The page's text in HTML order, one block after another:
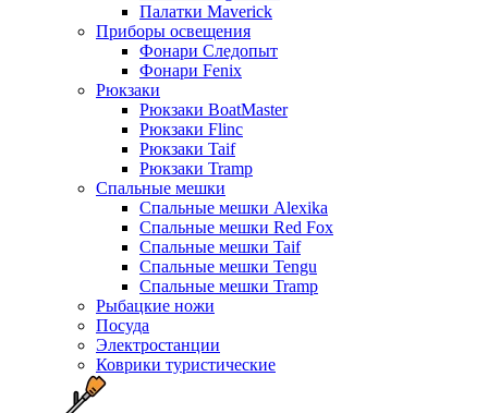
Палатки Maverick
Приборы освещения
Фонари Следопыт
Фонари Fenix
Рюкзаки
Рюкзаки BoatMaster
Рюкзаки Flinc
Рюкзаки Taif
Рюкзаки Tramp
Спальные мешки
Спальные мешки Alexika
Спальные мешки Red Fox
Спальные мешки Taif
Спальные мешки Tengu
Спальные мешки Tramp
Рыбацкие ножи
Посуда
Электростанции
Коврики туристические